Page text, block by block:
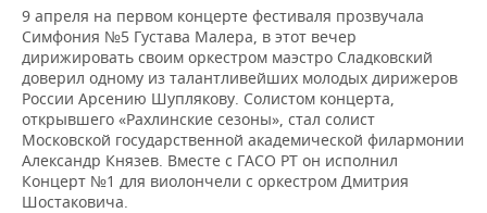
ВОДНЫЕ ВИДЫ СПОРТА
ХОККЕЙ С МЯЧОМ
ОБРАЗОВАНИЕ
ПРОИСШЕСТВИЯ
9 апреля на первом концерте фестиваля прозвучала
Симфония №5 Густава Малера, в этот вечер
дирижировать своим оркестром маэстро Сладковский
доверил одному из талантливейших молодых дирижеров
России Арсению Шуплякову. Солистом концерта,
открывшего «Рахлинские сезоны», стал солист
Московской государственной академической филармонии
Александр Князев. Вместе с ГАСО РТ он исполнил
Концерт №1 для виолончели с оркестром Дмитрия
Шостаковича.